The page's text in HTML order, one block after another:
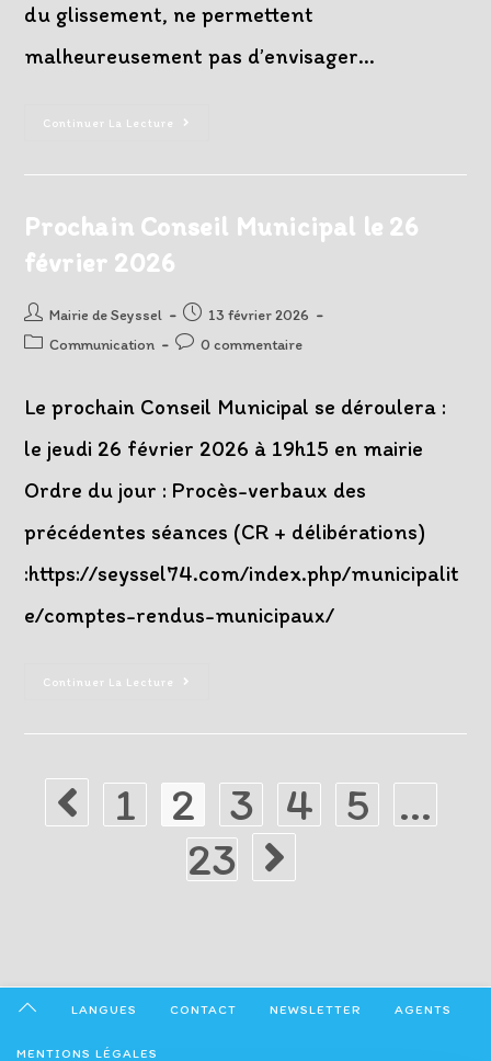
du glissement, ne permettent
malheureusement pas d’envisager…
Continuer La Lecture
Prolongation
14
À
De
Terrain
Prochain Conseil Municipal le 26
février 2026
Auteur/autrice
de
Mairie de Seyssel
Post
published:
13 février 2026
PostCommunication
Post0 commentaire
Le prochain Conseil Municipal se déroulera :
le jeudi 26 février 2026 à 19h15 en mairie
Ordre du jour : Procès-verbaux des
précédentes séances (CR + délibérations)
:https://seyssel74.com/index.php/municipalit
e/comptes-rendus-municipaux/
Continuer La Lecture
Prochain
Go to the previous page
1 2 3 4 5 …
23
Aller à la page suivante
LANGUES CONTACT NEWSLETTER AGENTS
MENTIONS LÉGALES